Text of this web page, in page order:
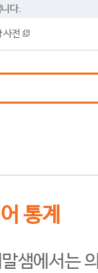
다.
사전
통계
샘에서는